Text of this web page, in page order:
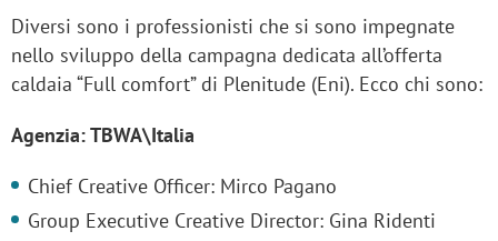
Diversi sono i professionisti che si sono impegnate
nello sviluppo della campagna dedicata all’offerta
caldaia “Full comfort” di Plenitude (Eni). Ecco chi sono:
Agenzia: TBWA\Italia
Chief Creative Officer: Mirco Pagano
Group Executive Creative Director: Gina Ridenti